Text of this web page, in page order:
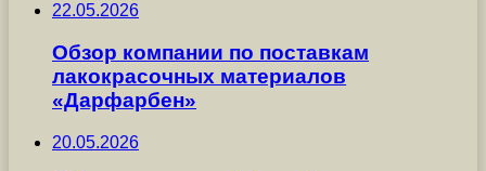
22.05.2026
Обзор компании по поставкам
лакокрасочных материалов
«Дарфарбен»
20.05.2026